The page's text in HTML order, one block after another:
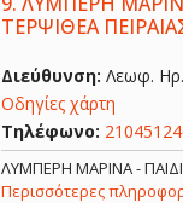
ΤΕΡΨΙΘΕΑ
Διεύθυνση: Λεωφ. Ηρ.
Οδηγίες χάρτη
Τηλέφωνο:
ΛΥΜΠΕΡΗ ΜΑΡΙΝΑ -
Περισσότερες